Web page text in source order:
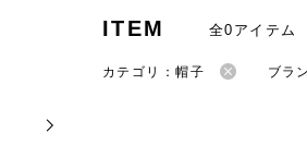
ITEM 全0アイテム
カテゴリ：帽子 ブラ